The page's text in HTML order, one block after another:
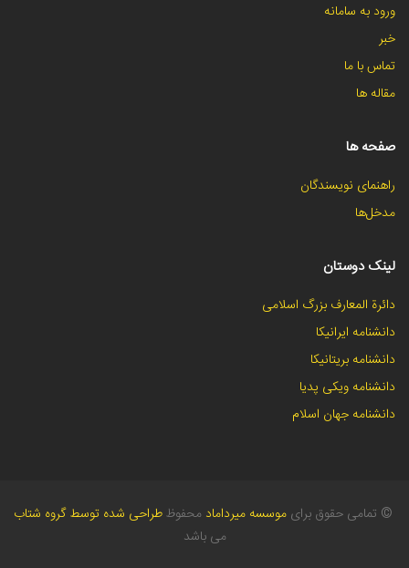
ورود به سامانه
خبر
تماس با ما
مقاله ها
صفحه ها
راهنمای نویسندگان
مدخل‌ها
لینک دوستان
دائرة المعارف بزرگ اسلامی
دانشنامه ایرانیکا
دانشنامه بریتانیکا
دانشنامه ویکی پدیا
دانشنامه جهان اسلام
طراحی شده توسط گروه شتاب © تمامی حقوق برای موسسه میرداماد محفوظ
می باشد